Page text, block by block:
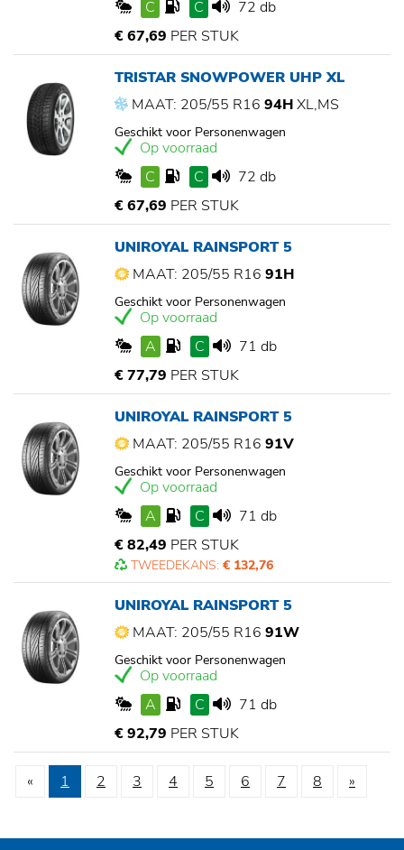
C
C
72 db
€ 67,69 PER STUK
TRISTAR SNOWPOWER UHP XL
MAAT: 205/55 R16 94HXL,MS
Geschikt voor Personenwagen
Op voorraad
C
C
72 db
€ 67,69 PER STUK
UNIROYAL RAINSPORT 5
MAAT: 205/55 R16 91H
Geschikt voor Personenwagen
Op voorraad
A
C
71 db
€ 77,79 PER STUK
UNIROYAL RAINSPORT 5
MAAT: 205/55 R16 91V
Geschikt voor Personenwagen
Op voorraad
A
C
71 db
€ 82,49 PER STUK
TWEEDEKANS: € 132,76
UNIROYAL RAINSPORT 5
MAAT: 205/55 R16 91W
Geschikt voor Personenwagen
Op voorraad
A
C
71 db
€ 92,79 PER STUK
« 1 2 3 4 5 6 7 8 »